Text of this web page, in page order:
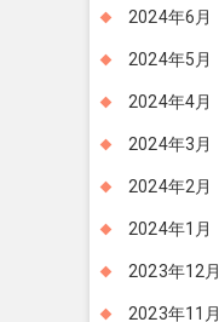
2024年6月
2024年5月
2024年4月
2024年3月
2024年2月
2024年1月
2023年12月
2023年11月